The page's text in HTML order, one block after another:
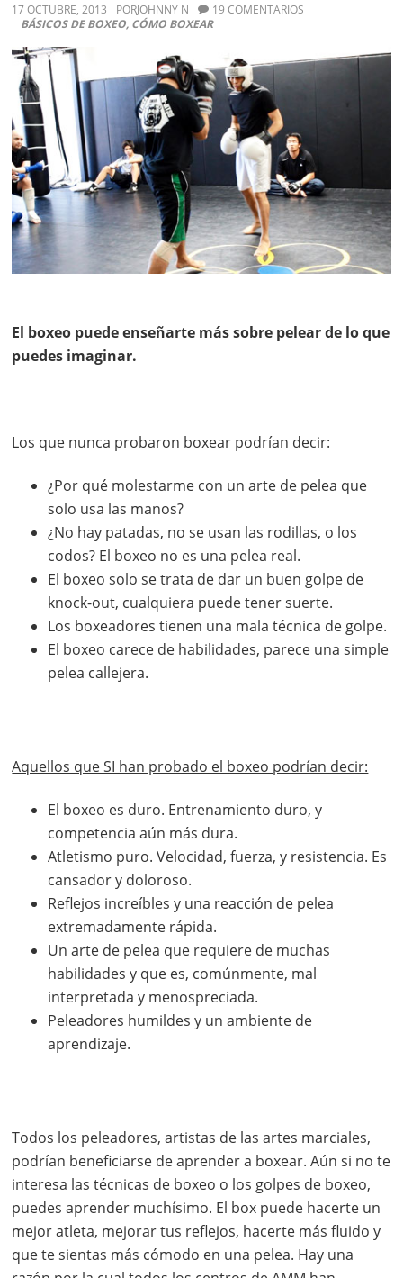
17 OCTUBRE, 2013 PORJOHNNY N
BÁSICOS DE BOXEO, CÓMO BOXEAR
19 COMENTARIOS
El boxeo puede enseñarte más sobre pelear de lo que
puedes imaginar.
Los que nunca probaron boxear podrían decir:
¿Por qué molestarme con un arte de pelea que
solo usa las manos?
¿No hay patadas, no se usan las rodillas, o los
codos? El boxeo no es una pelea real.
El boxeo solo se trata de dar un buen golpe de
knock-out, cualquiera puede tener suerte.
Los boxeadores tienen una mala técnica de golpe.
El boxeo carece de habilidades, parece una simple
pelea callejera.
Aquellos que SI han probado el boxeo podrían decir:
El boxeo es duro. Entrenamiento duro, y
competencia aún más dura.
Atletismo puro. Velocidad, fuerza, y resistencia. Es
cansador y doloroso.
Reflejos increíbles y una reacción de pelea
extremadamente rápida.
Un arte de pelea que requiere de muchas
habilidades y que es, comúnmente, mal
interpretada y menospreciada.
Peleadores humildes y un ambiente de
aprendizaje.
Todos los peleadores, artistas de las artes marciales,
podrían beneficiarse de aprender a boxear. Aún si no te
interesa las técnicas de boxeo o los golpes de boxeo,
puedes aprender muchísimo. El box puede hacerte un
mejor atleta, mejorar tus reflejos, hacerte más fluido y
que te sientas más cómodo en una pelea. Hay una